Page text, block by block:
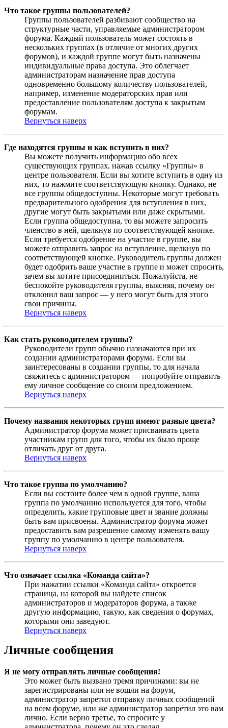
Что такое группы пользователей?
Группы пользователей разбивают сообщество на
структурные части, управляемые администратором
форума. Каждый пользователь может состоять в
нескольких группах (в отличие от многих других
форумов), и каждой группе могут быть назначены
индивидуальные права доступа. Это облегчает
администраторам назначение прав доступа
одновременно большому количеству пользователей,
например, изменение модераторских прав или
предоставление пользователям доступа к закрытым
форумам.
Вернуться наверх
Где находятся группы и как вступить в них?
Вы можете получить информацию обо всех
существующих группах, нажав ссылку «Группы» в
центре пользователя. Если вы хотите вступить в одну из
них, то нажмите соответствующую кнопку. Однако, не
все группы общедоступны. Некоторые могут требовать
предварительного одобрения для вступления в них,
другие могут быть закрытыми или даже скрытыми.
Если группа общедоступна, то вы можете запросить
членство в ней, щелкнув по соответствующей кнопке.
Если требуется одобрение на участие в группе, вы
можете отправить запрос на вступление, щелкнув по
соответствующей кнопке. Руководитель группы должен
будет одобрить ваше участие в группе и может спросить,
зачем вы хотите присоединиться. Пожалуйста, не
беспокойте руководителя группы, выясняя, почему он
отклонил ваш запрос — у него могут быть для этого
свои причины.
Вернуться наверх
Как стать руководителем группы?
Руководители групп обычно назначаются при их
создании администраторами форума. Если вы
заинтересованы в создании группы, то для начала
свяжитесь с администратором — попробуйте отправить
ему личное сообщение со своим предложением.
Вернуться наверх
Почему названия некоторых групп имеют разные цвета?
Администратор форума может присваивать цвета
участникам групп для того, чтобы их было проще
отличать друг от друга.
Вернуться наверх
Что такое группа по умолчанию?
Если вы состоите более чем в одной группе, ваша
группа по умолчанию используется для того, чтобы
определить, какие групповые цвет и звание должны
быть вам присвоены. Администратор форума может
предоставить вам разрешение самому изменять вашу
группу по умолчанию в центре пользователя.
Вернуться наверх
Что означает ссылка «Команда сайта»?
При нажатии ссылки «Команда сайта» откроется
страница, на которой вы найдете список
администраторов и модераторов форума, а также
другую информацию, такую, как сведения о форумах,
которыми они заведуют.
Вернуться наверх
Личные сообщения
Я не могу отправлять личные сообщения!
Это может быть вызвано тремя причинами: вы не
зарегистрированы или не вошли на форум,
администратор запретил отправку личных сообщений
на всем форуме, или же администратор запретил это вам
лично. Если верно третье, то спросите у